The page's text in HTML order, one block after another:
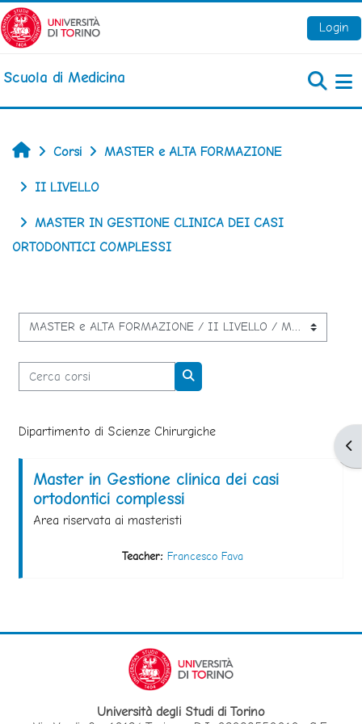
Vai al contenuto principale
Login
Scuola di Medicina
Home
Corsi MASTER e ALTA FORMAZIONE
II LIVELLO
MASTER IN GESTIONE CLINICA DEI CASI
ORTODONTICI COMPLESSI
Categorie di corso
Cerca corsi
Dipartimento di Scienze Chirurgiche
Master in Gestione clinica dei casi
ortodontici complessi
Area riservata ai masteristi
Teacher: Francesco Fava
Università degli Studi di Torino